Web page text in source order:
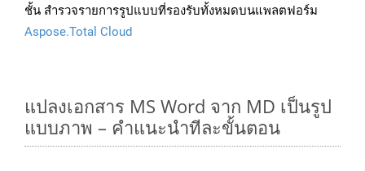
ชั้น สำรวจรายการรูปแบบที่รองรับทั้งหมดบนแพลตฟอร์ม
Aspose.Total Cloud
แปลงเอกสาร MS Word จาก MD เป็นรูป
แบบภาพ – คำแนะนำทีละขั้นตอน